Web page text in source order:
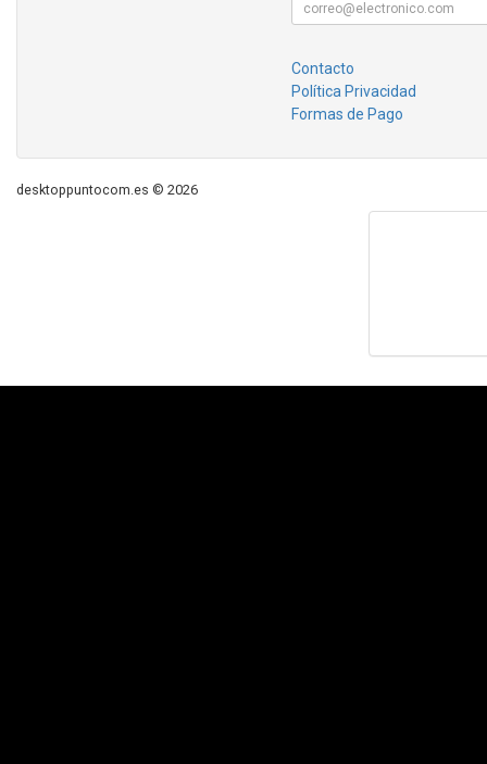
Contacto
Política Privacidad
Formas de Pago
desktoppuntocom.es © 2026